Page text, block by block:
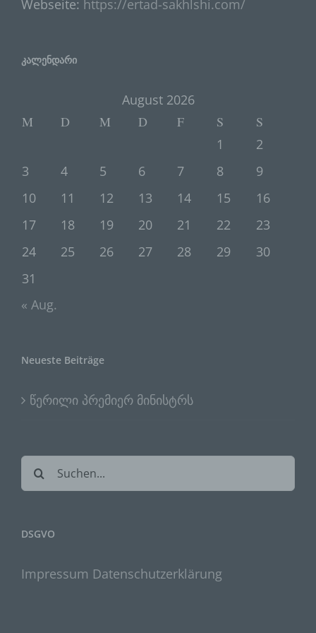
Webseite: https://ertad-sakhlshi.com/
კალენდარი
August 2026
M
D M D F S
S
1
2
3
4 5 6 7 8
9
10
11 12 13 14 15
16
17
18 19 20 21 22
23
24
25 26 27 28 29
30
31
« Aug.
Neueste Beiträge
წერილი პრემიერ მინისტრს
Suche
nach:
DSGVO
Impressum Datenschutzerklärung
Betroffene Person ist jede identifizierte
deren personenbezogene Daten von
Verantwortlichen verarbeitet werden.
c) Verarbeitung
Hilfe automatisierter Verfahren
ausgeführte Vorgang oder jede solche
Vorgangsreihe im Zusammenhang mit
Offenlegung durch Übermittlung,
Bereitstellung, den Abgleich oder die
Verknüpfung, die Einschränkung, das
d) Einschränkung der Verarbeitung
einzuschränken.